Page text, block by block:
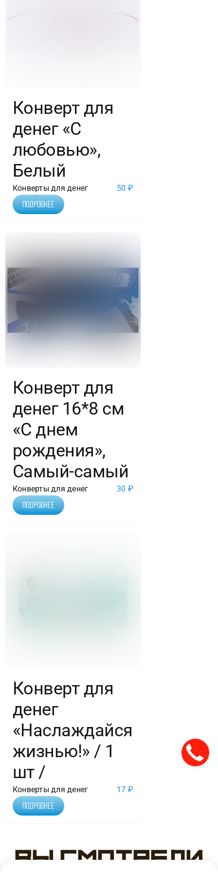
Конверт для
денег «С
любовью»,
Белый
Конверты для денег 50 ₽
Подробнее
Конверт для
денег 16*8 см
«С днем
рождения»,
Самый-самый
Конверты для денег 30 ₽
Подробнее
Конверт для
денег
«Наслаждайся
жизнью!» / 1
шт /
Конверты для денег 17 ₽
Подробнее
Вы смотрели